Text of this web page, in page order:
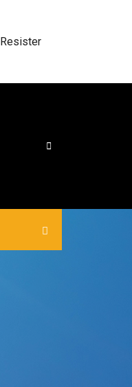
Resister